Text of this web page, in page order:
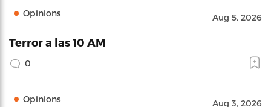
Opinions Aug 5, 2026
Terror a las 10 AM
0
Opinions Aug 3, 2026